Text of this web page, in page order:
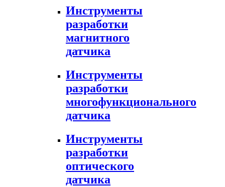
Инструменты
разработки
магнитного
датчика
Инструменты
разработки
многофункционального
датчика
Инструменты
разработки
оптического
датчика